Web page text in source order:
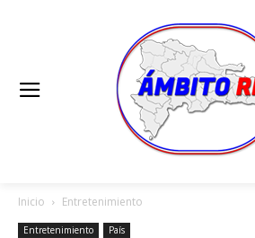
Inicio Entretenimiento
Entretenimiento País